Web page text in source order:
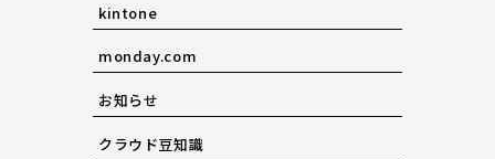
kintone
monday.com
お知らせ
クラウド豆知識